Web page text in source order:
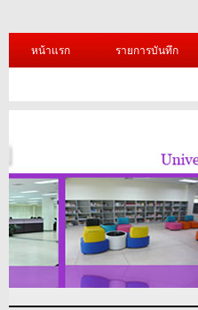
หน้าแรก รายการบันทึก